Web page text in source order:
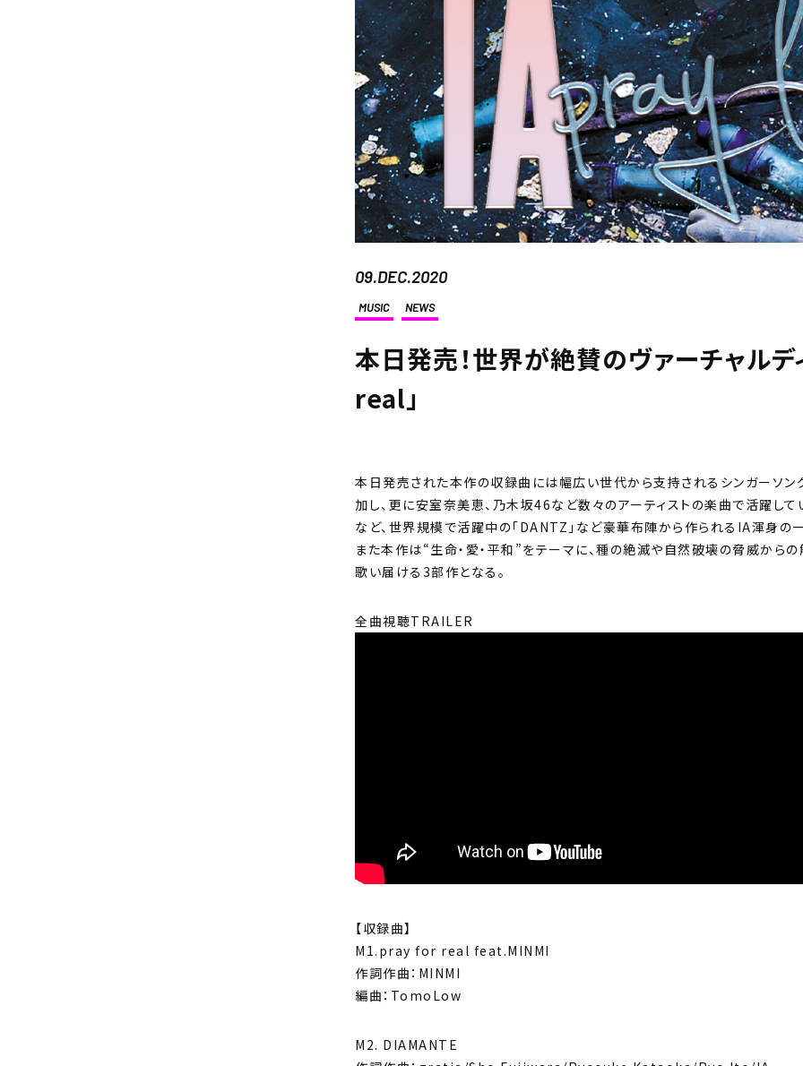
09.DEC.2020
MUSIC NEWS
本日発売！世界が絶賛のヴァーチャル
real」
本日発売された本作の収録曲には幅広い世代から支持されるシンガーソン
加し、更に安室奈美恵、乃木坂46など数々のアーティストの楽曲で活躍
など、世界規模で活躍中の「DANTZ」など豪華布陣から作られるIA渾身の
また本作は“生命・愛・平和”をテーマに、種の絶滅や自然破壊の脅威から
歌い届ける3部作となる。
全曲視聴TRAILER
【収録曲】
M1.pray for real feat.MINMI
作詞作曲：MINMI
編曲：TomoLow
M2. DIAMANTE